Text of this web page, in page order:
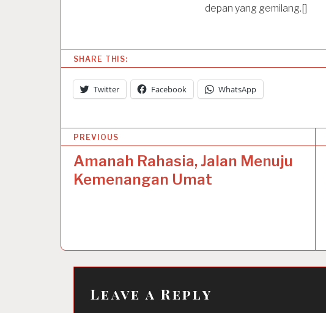
depan yang gemilang.[]
SHARE THIS:
Twitter Facebook WhatsApp
o
PREVIOUS
Amanah Rahasia, Jalan Menuju
Kemenangan Umat
Leave a Reply